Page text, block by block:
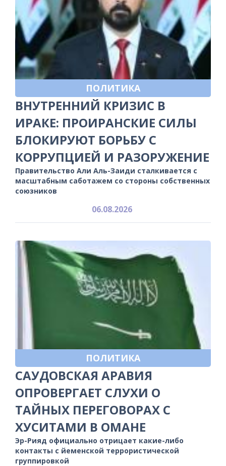
ПОЛИТИКА
ВНУТРЕННИЙ КРИЗИС В
ИРАКЕ: ПРОИРАНСКИЕ СИЛЫ
БЛОКИРУЮТ БОРЬБУ С
КОРРУПЦИЕЙ И РАЗОРУЖЕНИЕ
Правительство Али Аль-Заиди сталкивается с
масштабным саботажем со стороны собственных
союзников
06.08.2026
ПОЛИТИКА
САУДОВСКАЯ АРАВИЯ
ОПРОВЕРГАЕТ СЛУХИ О
ТАЙНЫХ ПЕРЕГОВОРАХ С
ХУСИТАМИ В ОМАНЕ
Эр-Рияд официально отрицает какие-либо
контакты с йеменской террористической
группировкой